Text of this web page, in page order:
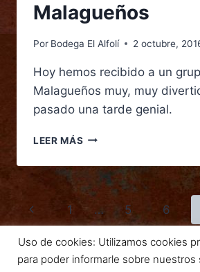
Malagueños
Por Bodega El Alfolí 2 octubre,
Hoy hemos recibido a un
Malagueños muy, muy
pasado una tarde genial.
LEER MÁS
1 … 5 6
Uso de cookies: Utilizamos cookies
para poder informarle sobre nuestros